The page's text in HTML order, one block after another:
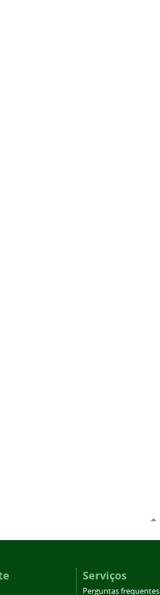
Serviços
Perguntas frequentes